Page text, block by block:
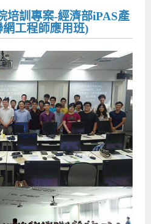
培訓專案-經濟部iPAS產
工程師應用班)